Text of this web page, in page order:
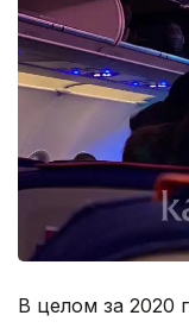
В целом за 2020